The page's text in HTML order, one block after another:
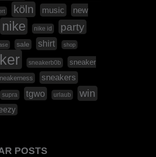
köln music
new
nike nike id party
sale shirt shop
sneakerb0b
sneaker
sneakers
supra tgwo urlaub win
POSTS